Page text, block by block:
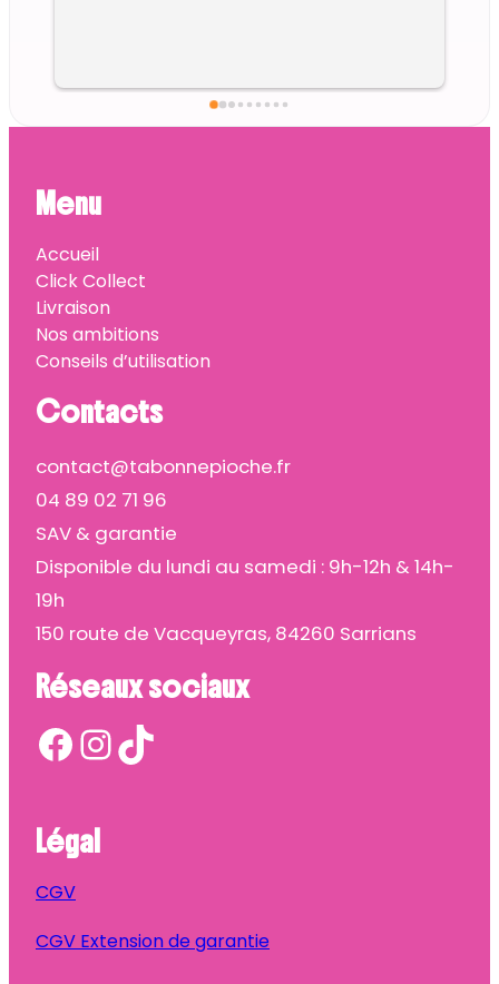
Menu
Accueil
Click Collect
Livraison
Nos ambitions
Conseils d’utilisation
Contacts
contact@tabonnepioche.fr
04 89 02 71 96
SAV & garantie
Disponible du lundi au samedi : 9h-12h & 14h-
19h
150 route de Vacqueyras, 84260 Sarrians
Réseaux sociaux
Facebook InstagramTikTok
Légal
CGV
CGV Extension de garantie